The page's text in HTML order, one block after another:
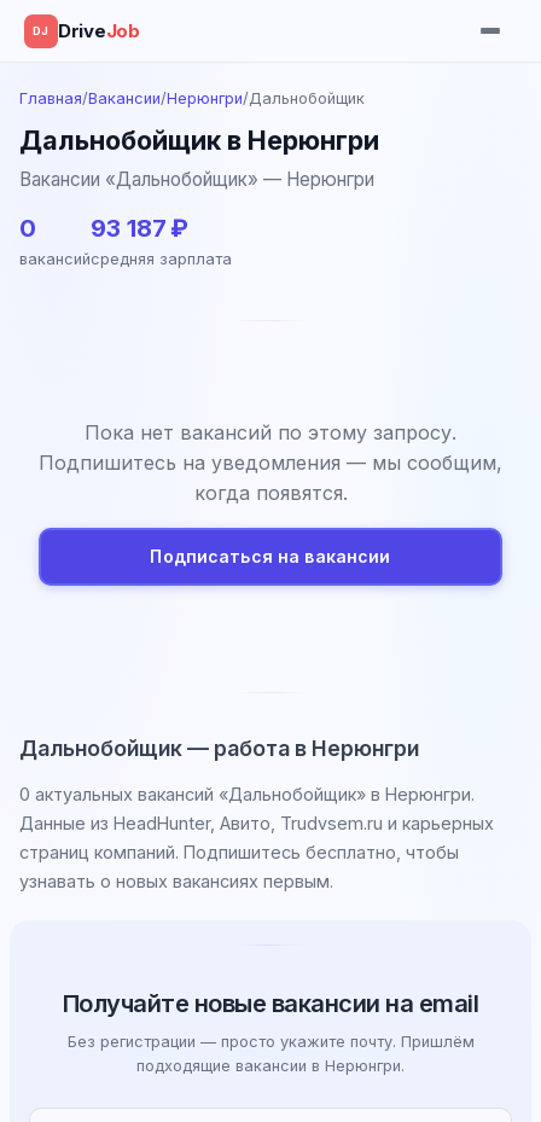
DJ DriveJob
Главная/Вакансии/Нерюнгри/Дальнобойщик
Дальнобойщик в Нерюнгри
Вакансии «Дальнобойщик» — Нерюнгри
0
вакансий
93 187 ₽
средняя зарплата
Пока нет вакансий по этому запросу.
Подпишитесь на уведомления — мы сообщим,
когда появятся.
Подписаться на вакансии
Дальнобойщик — работа в Нерюнгри
0 актуальных вакансий «Дальнобойщик» в Нерюнгри.
Данные из HeadHunter, Авито, Trudvsem.ru и карьерных
страниц компаний. Подпишитесь бесплатно, чтобы
узнавать о новых вакансиях первым.
Получайте новые вакансии на email
Без регистрации — просто укажите почту. Пришлём
подходящие вакансии в Нерюнгри.